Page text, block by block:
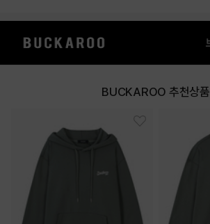
BUCKAROO 추천상품